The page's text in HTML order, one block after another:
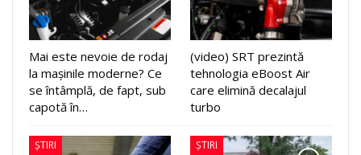
Mai este nevoie de rodaj
la mașinile moderne? Ce
se întâmplă, de fapt, sub
capotă în…
(video) SRT prezintă
tehnologia eBoost Air
care elimină decalajul
turbo
ȘTIRI ȘTIRI